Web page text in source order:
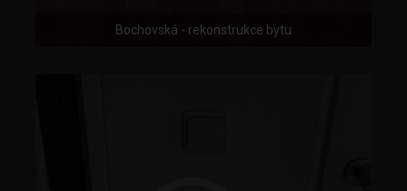
Bochovská - rekonstrukce bytu